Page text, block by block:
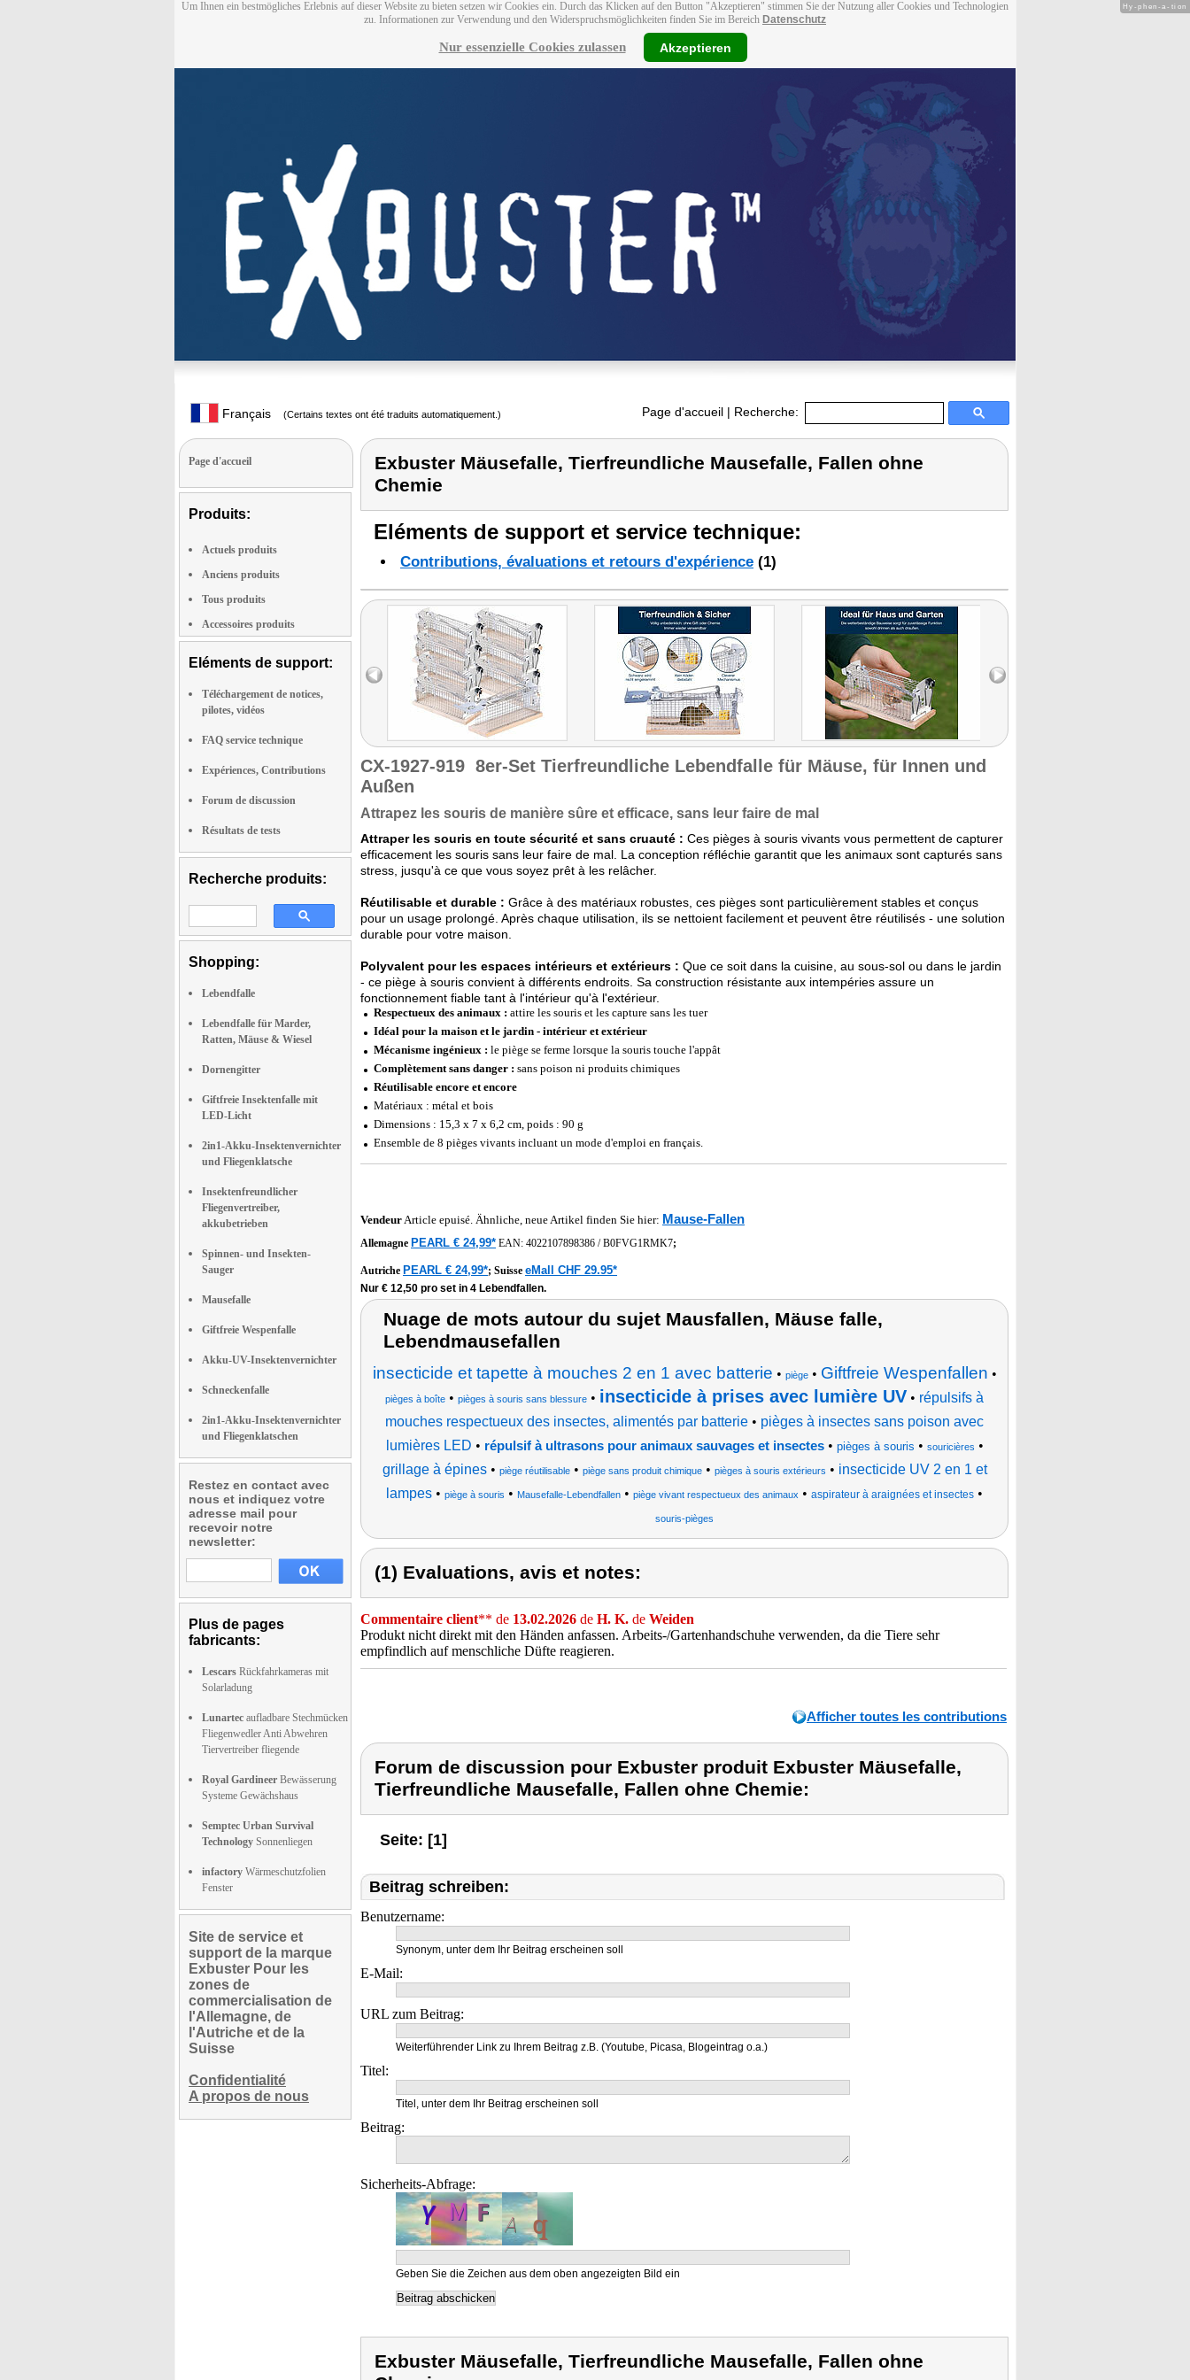
Um Ihnen ein bestmögliches Erlebnis auf dieser Website zu bieten setzen wir Cookies ein. Durch das Klicken auf den Button "Akzeptieren" stimmen Sie der Nutzung aller Cookies und Technologien
zu. Informationen zur Verwendung und den Widerspruchsmöglichkeiten finden Sie im Bereich Datenschutz
Nur essenzielle Cookies zulassen Akzeptieren
Français (Certains textes ont été traduits automatiquement.) Page d'accueil | Recherche:
Page d'accueil
Produits:
Actuels produits
Anciens produits
Tous produits
Accessoires produits
Eléments de support:
Téléchargement de notices,
pilotes, vidéos
FAQ service technique
Expériences, Contributions
Forum de discussion
Résultats de tests
Recherche produits:
Shopping:
Lebendfalle
Lebendfalle für Marder,
Ratten, Mäuse & Wiesel
Dornengitter
Giftfreie Insektenfalle mit
LED-Licht
2in1-Akku-Insektenvernichter
und Fliegenklatsche
Insektenfreundlicher
Fliegenvertreiber,
akkubetrieben
Spinnen- und Insekten-
Sauger
Mausefalle
Giftfreie Wespenfalle
Akku-UV-Insektenvernichter
Schneckenfalle
2in1-Akku-Insektenvernichter
und Fliegenklatschen
Restez en contact avec
nous et indiquez votre
adresse mail pour
recevoir notre
newsletter:
Plus de pages
fabricants:
Lescars Rückfahrkameras mit
Solarladung
Lunartec aufladbare Stechmücken
Fliegenwedler Anti Abwehren
Tiervertreiber fliegende
Royal Gardineer Bewässerung
Systeme Gewächshaus
Semptec Urban Survival
Technology Sonnenliegen
infactory Wärmeschutzfolien
Fenster
Site de service et
support de la marque
Exbuster Pour les
zones de
commercialisation de
l'Allemagne, de
l'Autriche et de la
Suisse
Confidentialité
A propos de nous
Exbuster Mäusefalle, Tierfreundliche Mausefalle, Fallen ohne
Chemie
Eléments de support et service technique:
Contributions, évaluations et retours d'expérience (1)
CX-1927-919 8er-Set Tierfreundliche Lebendfalle für Mäuse, für Innen und
Außen
Attrapez les souris de manière sûre et efficace, sans leur faire de mal
Attraper les souris en toute sécurité et sans cruauté : Ces pièges à souris vivants vous permettent de capturer
efficacement les souris sans leur faire de mal. La conception réfléchie garantit que les animaux sont capturés sans
stress, jusqu'à ce que vous soyez prêt à les relâcher.
Réutilisable et durable : Grâce à des matériaux robustes, ces pièges sont particulièrement stables et conçus
pour un usage prolongé. Après chaque utilisation, ils se nettoient facilement et peuvent être réutilisés - une solution
durable pour votre maison.
Polyvalent pour les espaces intérieurs et extérieurs : Que ce soit dans la cuisine, au sous-sol ou dans le jardin
- ce piège à souris convient à différents endroits. Sa construction résistante aux intempéries assure un
fonctionnement fiable tant à l'intérieur qu'à l'extérieur.
Respectueux des animaux : attire les souris et les capture sans les tuer
Idéal pour la maison et le jardin - intérieur et extérieur
Mécanisme ingénieux : le piège se ferme lorsque la souris touche l'appât
Complètement sans danger : sans poison ni produits chimiques
Réutilisable encore et encore
Matériaux : métal et bois
Dimensions : 15,3 x 7 x 6,2 cm, poids : 90 g
Ensemble de 8 pièges vivants incluant un mode d'emploi en français.
VendeurArticle epuisé. Ähnliche, neue Artikel finden Sie hier: Mause-Fallen
Allemagne PEARL € 24,99* EAN: 4022107898386 /B0FVG1RMK7;
Autriche PEARL € 24,99*; Suisse eMall CHF 29.95*
Nur € 12,50 pro set in 4 Lebendfallen.
Nuage de mots autour du sujet Mausfallen, Mäuse falle,
Lebendmausefallen
insecticide et tapette à mouches 2 en 1 avec batterie • piège• Giftfreie Wespenfallen •
pièges à boîte • pièges à souris sans blessure • insecticide à prises avec lumière UV • répulsifs à
mouches respectueux des insectes, alimentés par batterie • pièges à insectes sans poison avec
lumières LED • répulsif à ultrasons pour animaux sauvages et insectes• pièges à souris • souricières •
grillage à épines• piège réutilisable• piège sans produit chimique• pièges à souris extérieurs • insecticide UV 2 en 1 et
lampes • piège à souris • Mausefalle-Lebendfallen • piège vivant respectueux des animaux • aspirateur à araignées et insectes •
souris-pièges
(1) Evaluations, avis et notes:
Commentaire client** de 13.02.2026 de H. K. de Weiden
Produkt nicht direkt mit den Händen anfassen. Arbeits-/Gartenhandschuhe verwenden, da die Tiere sehr
empfindlich auf menschliche Düfte reagieren.
Afficher toutes les contributions
Forum de discussion pour Exbuster produit Exbuster Mäusefalle,
Tierfreundliche Mausefalle, Fallen ohne Chemie:
Seite: [1]
Beitrag schreiben:
Benutzername:
Synonym, unter dem Ihr Beitrag erscheinen soll
E-Mail:
URL zum Beitrag:
Weiterführender Link zu Ihrem Beitrag z.B. (Youtube, Picasa, Blogeintrag o.a.)
Titel:
Titel, unter dem Ihr Beitrag erscheinen soll
Beitrag:
Sicherheits-Abfrage:
Geben Sie die Zeichen aus dem oben angezeigten Bild ein
Exbuster Mäusefalle, Tierfreundliche Mausefalle, Fallen ohne
Hy-phen-a-tion